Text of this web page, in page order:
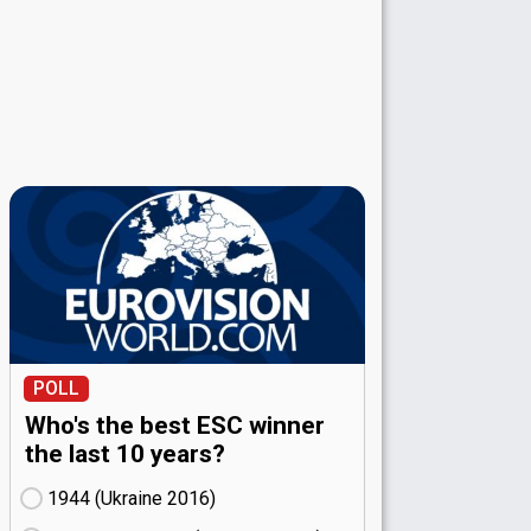
POLL
Who's the best ESC winner
the last 10 years?
1944 (Ukraine
16)